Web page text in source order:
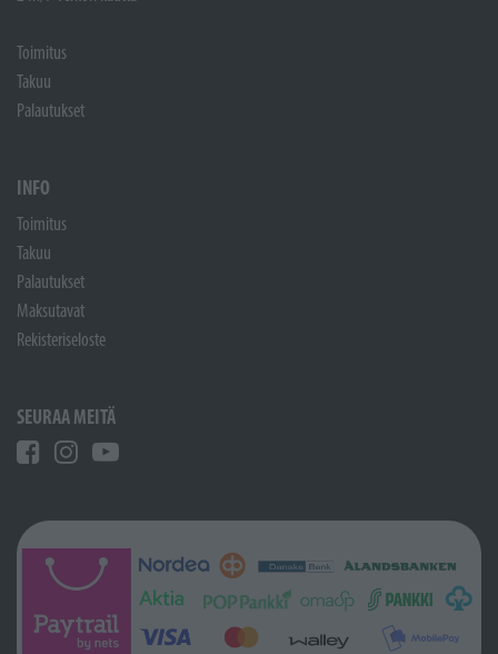
Toimitus
Takuu
Palautukset
INFO
Toimitus
Takuu
Palautukset
Maksutavat
Rekisteriseloste
SEURAA MEITÄ